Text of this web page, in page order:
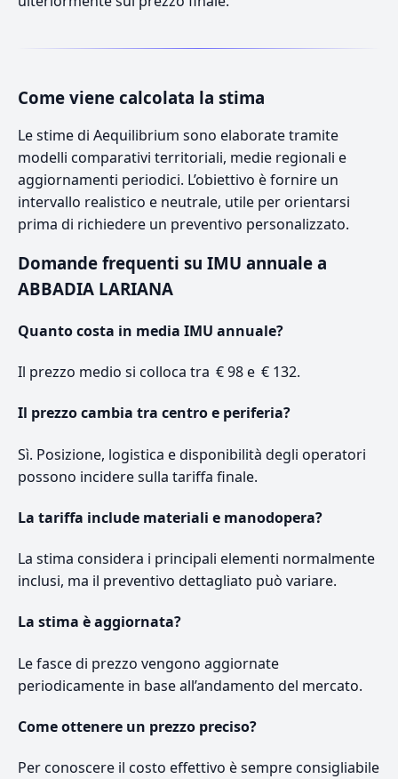
Come viene calcolata la stima
Le stime di Aequilibrium sono elaborate tramite
modelli comparativi territoriali, medie regionali e
aggiornamenti periodici. L’obiettivo è fornire un
intervallo realistico e neutrale, utile per orientarsi
prima di richiedere un preventivo personalizzato.
Domande frequenti su IMU annuale a
ABBADIA LARIANA
Quanto costa in media IMU annuale?
Il prezzo medio si colloca tra € 98 e € 132.
Il prezzo cambia tra centro e periferia?
Sì. Posizione, logistica e disponibilità degli operatori
possono incidere sulla tariffa finale.
La tariffa include materiali e manodopera?
La stima considera i principali elementi normalmente
inclusi, ma il preventivo dettagliato può variare.
La stima è aggiornata?
Le fasce di prezzo vengono aggiornate
periodicamente in base all’andamento del mercato.
Come ottenere un prezzo preciso?
Per conoscere il costo effettivo è sempre consigliabile